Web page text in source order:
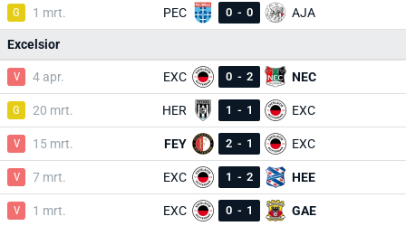
G 1 mrt. PEC 0 - 0 AJA
Excelsior
V 4 apr. EXC 0 - 2 NEC
G 20 mrt. HER 1 - 1 EXC
V 15 mrt. FEY 2 - 1 EXC
V 7 mrt. EXC 1 - 2 HEE
V 1 mrt. EXC 0 - 1 GAE